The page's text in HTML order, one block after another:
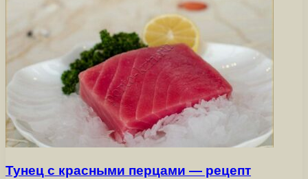
Тунец с красными перцами — рецепт